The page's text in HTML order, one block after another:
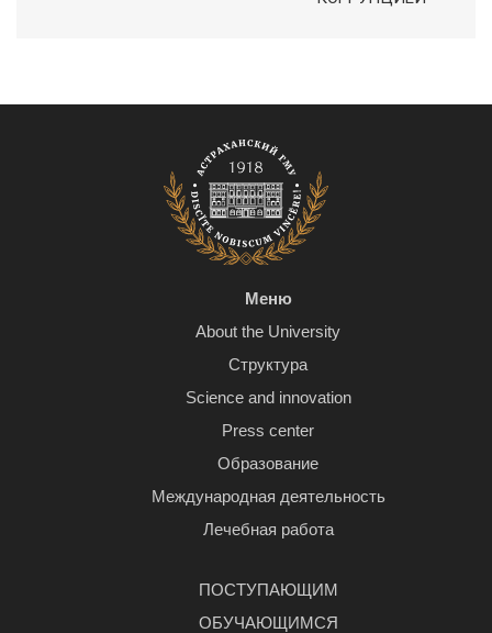
Меню
About the University
Структура
Science and innovation
Press center
Образование
Международная деятельность
Лечебная работа
ПОСТУПАЮЩИМ
ОБУЧАЮЩИМСЯ